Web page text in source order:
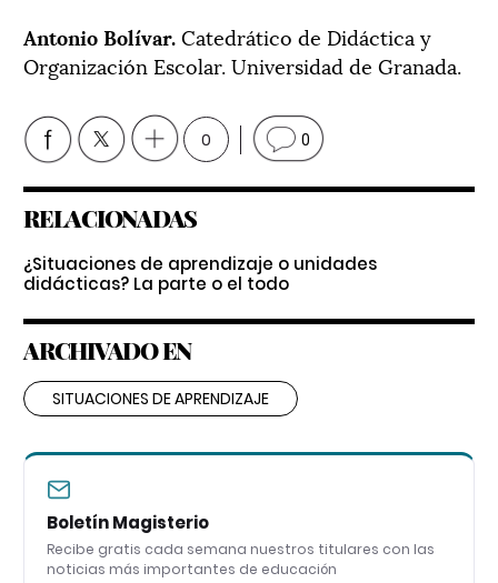
Antonio Bolívar.Catedrático de Didáctica y
Organización Escolar. Universidad de Granada.
0 0
RELACIONADAS
¿Situaciones de aprendizaje o unidades
didácticas? La parte o el todo
ARCHIVADO EN
SITUACIONES DE APRENDIZAJE
Boletín Magisterio
Recibe gratis cada semana nuestros titulares con las
noticias más importantes de educación